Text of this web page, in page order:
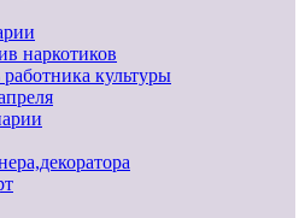
наркотиков
культуры